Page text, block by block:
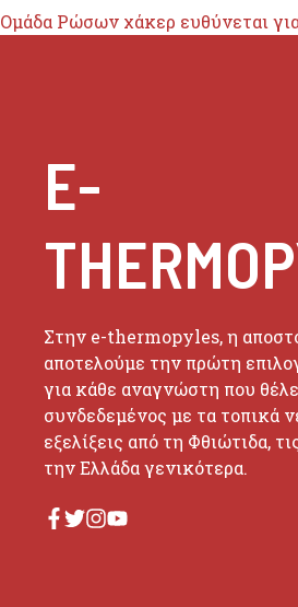
Ομάδα Ρώσων χάκερ ευθύνεται
E-
Στην e-thermopyles, η
αποτελούμε την πρώτη
για κάθε αναγνώστη που
συνδεδεμένος με τα τοπικά
εξελίξεις από τη Φθιώτιδα,
την Ελλάδα γενικότερα.